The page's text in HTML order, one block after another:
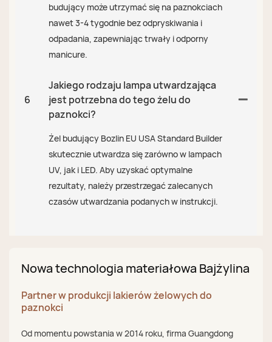
budujący może utrzymać się na paznokciach
nawet 3-4 tygodnie bez odpryskiwania i
odpadania, zapewniając trwały i odporny
manicure.
6
Jakiego rodzaju lampa utwardzająca
jest potrzebna do tego żelu do
paznokci?
Żel budujący Bozlin EU USA Standard Builder
skutecznie utwardza ​​się zarówno w lampach
UV, jak i LED. Aby uzyskać optymalne
rezultaty, należy przestrzegać zalecanych
czasów utwardzania podanych w instrukcji.
Nowa technologia materiałowa Bajżylina
Partner w produkcji lakierów żelowych do
paznokci
Od momentu powstania w 2014 roku, firma Guangdong